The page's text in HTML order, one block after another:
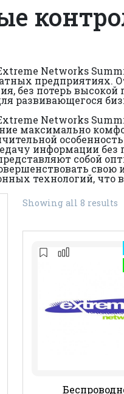
Networks
предприятиях.
без потерь
развивающегося
Networks
максимально
информации
собой
технологий, что
Showing all 8 results